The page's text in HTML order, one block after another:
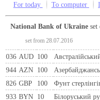
For today To computer
National Bank of Ukraine
set from 28.07.2016
036 AUD 100
944 AZN 100
826 GBP 100 Фунт
933 BYN 10 Бiлоруський